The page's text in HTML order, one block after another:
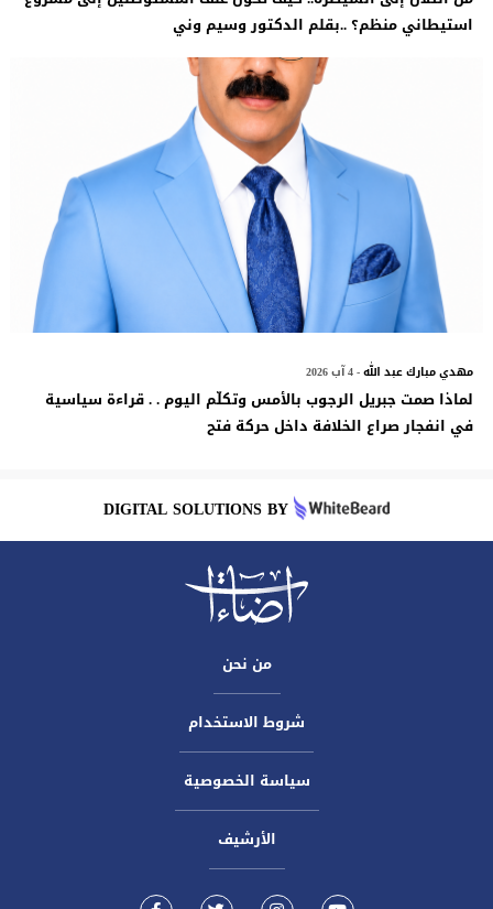
استيطاني منظم؟ ..بقلم الدكتور وسيم وني
مهدي مبارك عبد الله- 4 آب 2026
لماذا صمت جبريل الرجوب بالأمس وتكلّم اليوم . . قراءة سياسية
في انفجار صراع الخلافة داخل حركة فتح
DIGITAL SOLUTIONS BY
من نحن
شروط الاستخدام
سياسة الخصوصية
الأرشيف